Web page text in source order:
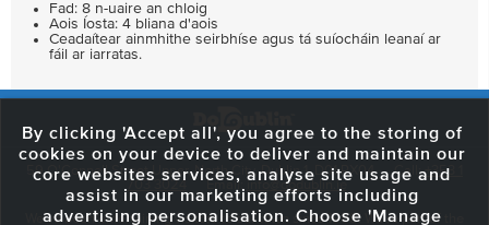
Fad: 8 n-uaire an chloig
Aois Íosta: 4 bliana d'aois
Ceadaítear ainmhithe seirbhíse agus tá suíocháin leanaí ar
fáil ar iarratas.
59 O'Connell Street Upper, North City, Dublin 1, D01 RX04 Call:+353 1
703 3024
Email: info@dodublin.ie
We've been entertaining visitors to our town since 1988. We're part of the
By clicking 'Accept all', you agree to the storing of
cookies on your device to deliver and maintain our
core websites services, analyse site usage and
assist in our marketing efforts including
advertising personalisation. Choose 'Manage